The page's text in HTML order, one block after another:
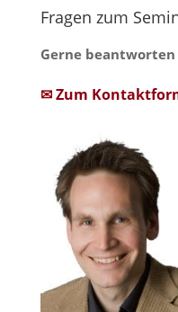
Fragen zum
Gerne
✉ Zum